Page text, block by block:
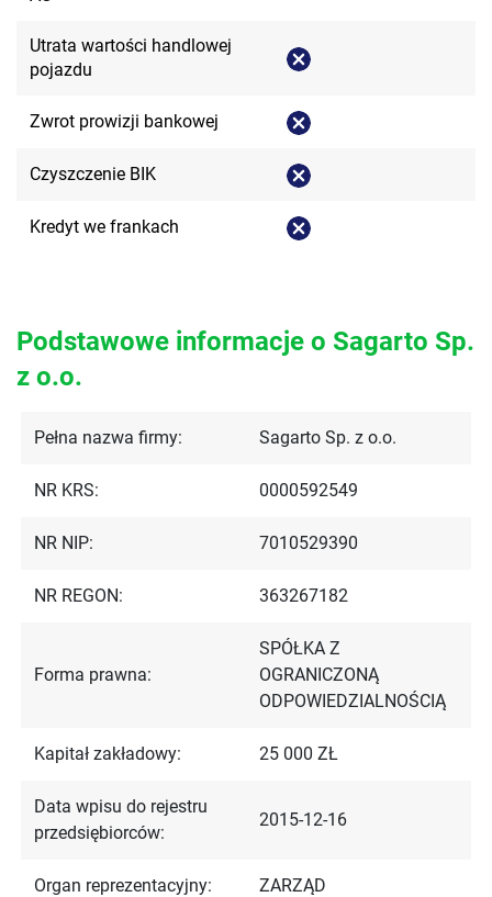
Utrata wartości handlowej
pojazdu
Zwrot prowizji bankowej
Czyszczenie BIK
Kredyt we frankach
Podstawowe informacje o Sagarto Sp.
z o.o.
Pełna nazwa firmy: Sagarto Sp. z o.o.
NR KRS: 0000592549
NR NIP: 7010529390
NR REGON: 363267182
Forma prawna:
SPÓŁKA Z
OGRANICZONĄ
ODPOWIEDZIALNOŚCIĄ
Kapitał zakładowy: 25 000 ZŁ
Data wpisu do rejestru
przedsiębiorców:
2015-12-16
Organ reprezentacyjny: ZARZĄD